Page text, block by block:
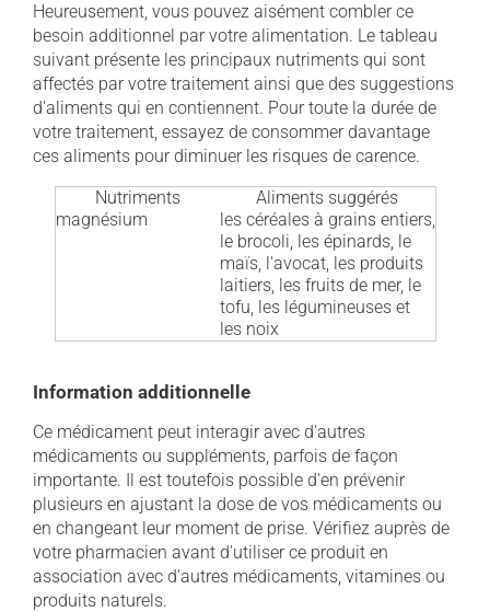
Heureusement, vous pouvez aisément combler ce
besoin additionnel par votre alimentation. Le tableau
suivant présente les principaux nutriments qui sont
affectés par votre traitement ainsi que des suggestions
d'aliments qui en contiennent. Pour toute la durée de
votre traitement, essayez de consommer davantage
ces aliments pour diminuer les risques de carence.
Nutriments
Aliments suggérés
magnésium
les céréales à grains entiers,
le brocoli, les épinards, le
maïs, l'avocat, les produits
laitiers, les fruits de mer, le
tofu, les légumineuses et
les noix
Information additionnelle
Ce médicament peut interagir avec d'autres
médicaments ou suppléments, parfois de façon
importante. Il est toutefois possible d'en prévenir
plusieurs en ajustant la dose de vos médicaments ou
en changeant leur moment de prise. Vérifiez auprès de
votre pharmacien avant d'utiliser ce produit en
association avec d'autres médicaments, vitamines ou
produits naturels.